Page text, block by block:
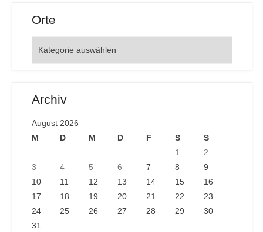
Orte
Archiv
August 2026
M
D M D F S
S
1
2
3
4 5 6 7 8
9
10
11 12 13 14 15
16
17
18 19 20 21 22
23
24
25 26 27 28 29
30
31